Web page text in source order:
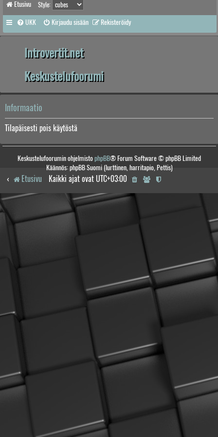
Etusivu Style:
UKK Kirjaudu sisään Rekisteröidy
Introvertit.net
Keskustelufoorumi
Informaatio
Tilapäisesti pois käytöstä
Keskustelufoorumin ohjelmistophpBB® Forum Software © phpBB Limited
Käännös: phpBB Suomi (lurttinen, harritapio, Pettis)
Etusivu Kaikki ajat ovat UTC+03:00